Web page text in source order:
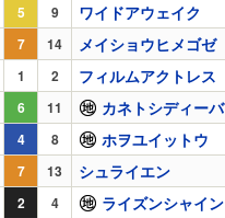
5 9 ワイドアウェイク
7 14 メイショウヒメゴゼ
1 2 フィルムアクトレス
6 11 カネトシディーバ
4 8 ホヲユイットウ
7 13 シュライエン
2 4 ライズンシャイン